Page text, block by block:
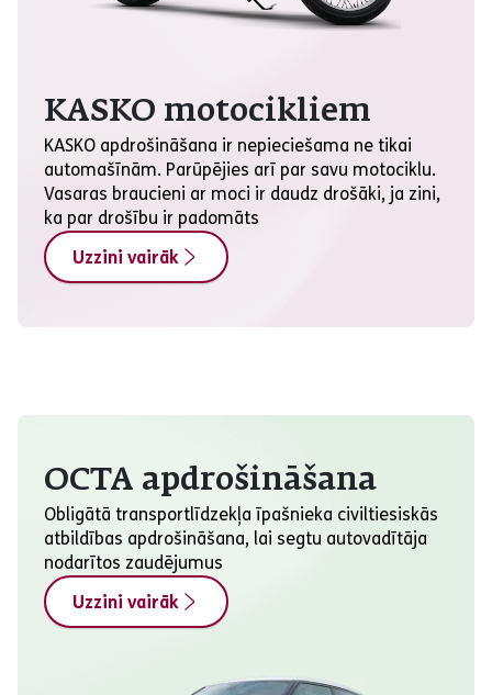
KASKO motocikliem
KASKO apdrošināšana ir nepieciešama ne tikai
automašīnām. Parūpējies arī par savu motociklu.
Vasaras braucieni ar moci ir daudz drošāki, ja zini,
ka par drošību ir padomāts
Uzzini vairāk
OCTA apdrošināšana
Obligātā transportlīdzekļa īpašnieka civiltiesiskās
atbildības apdrošināšana, lai segtu autovadītāja
nodarītos zaudējumus
Uzzini vairāk